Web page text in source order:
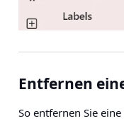
Entfernen
So entfernen Sie